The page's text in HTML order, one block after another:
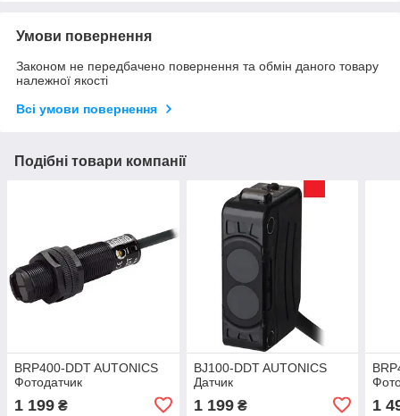
Умови повернення
Законом не передбачено повернення та обмін даного товару
належної якості
Всі умови повернення
Подібні товари компанії
BRP400-DDT AUTONICS
Фотодатчик
1 199 ₴
BJ100-DDT AUTONICS
Датчик
1 199₴ 1